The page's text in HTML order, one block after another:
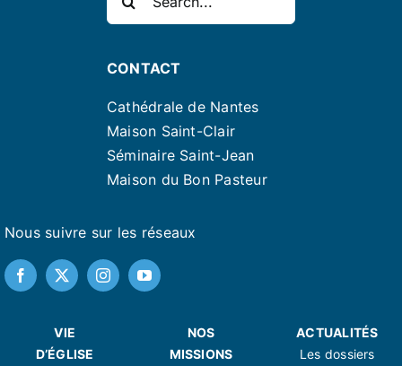
Nous suivre sur les réseaux
CONTACT
Cathédrale de Nantes
Maison Saint-Clair
Séminaire Saint-Jean
Maison du Bon Pasteur
VIE
D’ÉGLISE
NOS
MISSIONS
ACTUALITÉS
Les dossiers